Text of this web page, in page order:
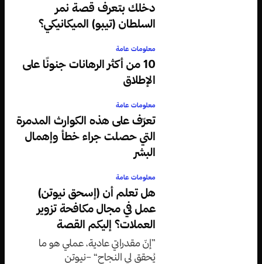
دخلك بتعرف قصة نمر
السلطان (تيبو) الميكانيكي؟
معلومات عامة
10 من أكثر الرهانات جنونًا على
الإطلاق
معلومات عامة
تعرّف على هذه الكوارث المدمرة
التي حصلت جراء خطأ وإهمال
البشر
معلومات عامة
هل تعلم أن (إسحق نيوتن)
عمل في مجال مكافحة تزوير
العملات؟ إليكم القصة
”إنّ مقدراتي عادية، عملي هو ما
يُحقق لي النجاح“ –نيوتن